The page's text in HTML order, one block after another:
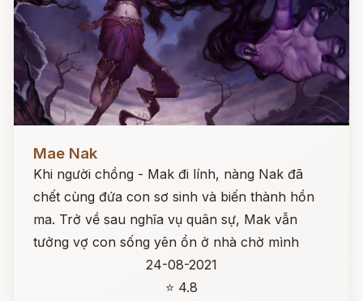
Mae Nak
Khi người chồng - Mak đi lính, nàng Nak đã
chết cùng đứa con sơ sinh và biến thành hồn
ma. Trở về sau nghĩa vụ quân sự, Mak vẫn
tưởng vợ con sống yên ổn ở nhà chờ mình
24-08-2021
⭐ 4.8